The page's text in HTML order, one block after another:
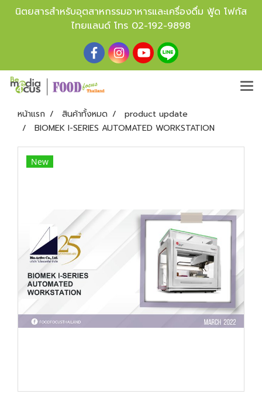
นิตยสารสำหรับอุตสาหกรรมอาหารและเครื่องดื่ม ฟู้ด โฟกัส
ไทยแลนด์ โทร 02-192-9898
หน้าแรก สินค้าทั้งหมด
product update
BIOMEK I-SERIES AUTOMATED WORKSTATION
New